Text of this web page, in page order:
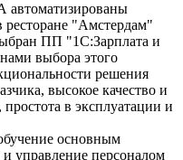
ресторане "Амстердам"
ПП "1С:Зарплата и
выбора этого
решения
высокое качество и
в эксплуатации и
основным
управление персоналом